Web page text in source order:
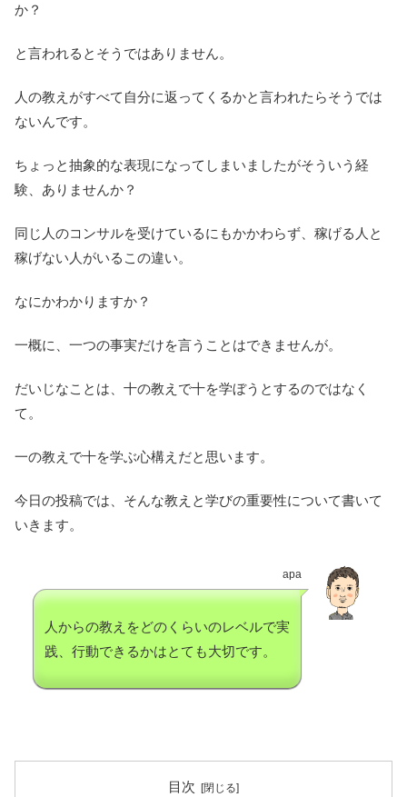
か？
と言われるとそうではありません。
人の教えがすべて自分に返ってくるかと言われたらそうでは
ないんです。
ちょっと抽象的な表現になってしまいましたがそういう経
験、ありませんか？
同じ人のコンサルを受けているにもかかわらず、稼げる人と
稼げない人がいるこの違い。
なにかわかりますか？
一概に、一つの事実だけを言うことはできませんが。
だいじなことは、十の教えで十を学ぼうとするのではなく
て。
一の教えで十を学ぶ心構えだと思います。
今日の投稿では、そんな教えと学びの重要性について書いて
いきます。
apa
人からの教えをどのくらいのレベルで実
践、行動できるかはとても大切です。
目次